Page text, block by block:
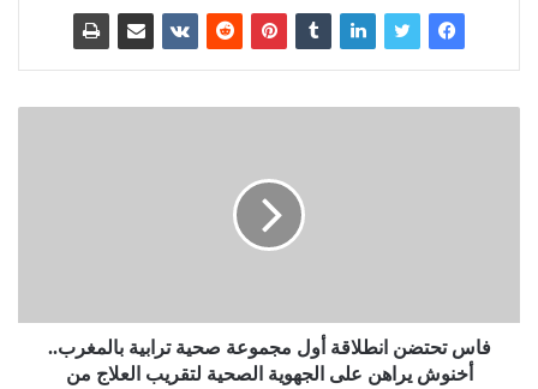
فاس تحتضن انطلاقة أول مجموعة صحية ترابية بالمغرب..
أخنوش يراهن على الجهوية الصحية لتقريب العلاج من